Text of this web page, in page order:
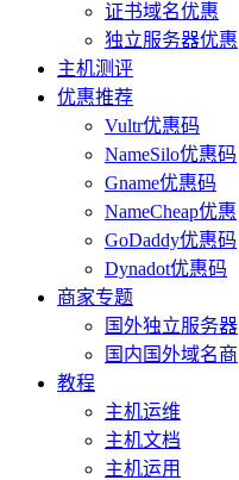
证书域名优惠
独立服务器优惠
主机测评
优惠推荐
Vultr优惠码
NameSilo优惠码
Gname优惠码
NameCheap优惠
GoDaddy优惠码
Dynadot优惠码
商家专题
国外独立服务器
国内国外域名商
教程
主机运维
主机文档
主机运用